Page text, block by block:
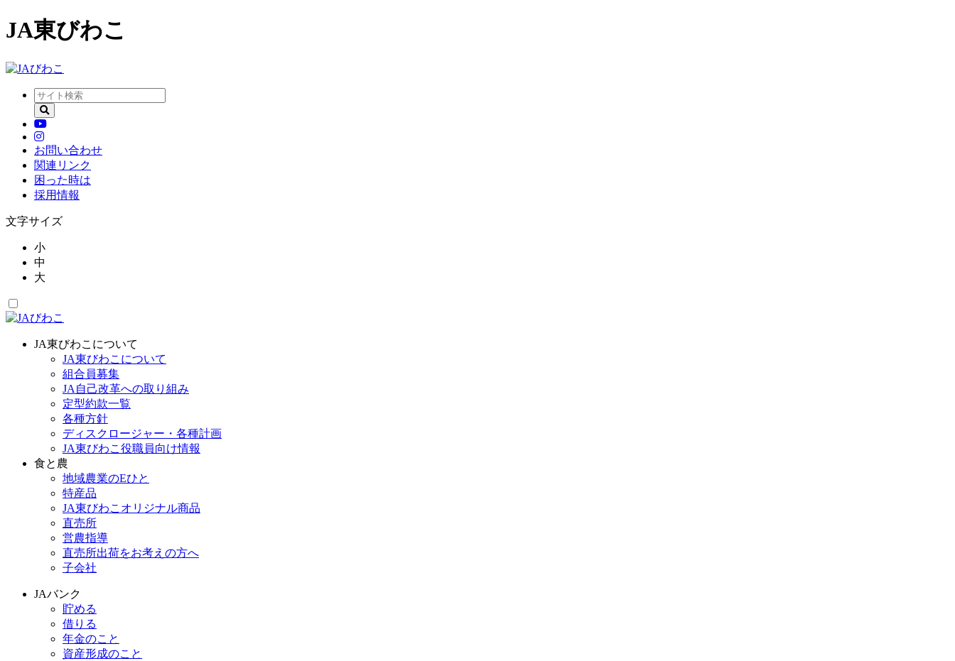
JA東びわこ
お問い合わせ
関連リンク
困った時は
採用情報
文字サイズ
小
中
大
JA東びわこについて
JA東びわこについて
組合員募集
JA自己改革への取り組み
定型約款一覧
各種方針
ディスクロージャー・各種計画
JA東びわこ役職員向け情報
食と農
地域農業のEひと
特産品
JA東びわこオリジナル商品
直売所
営農指導
直売所出荷をお考えの方へ
子会社
JAバンク
貯める
借りる
年金のこと
資産形成のこと